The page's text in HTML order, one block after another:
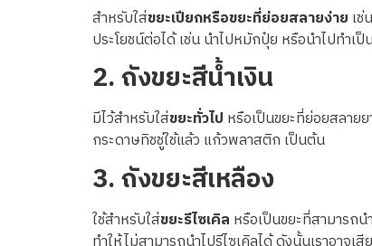
สำหรับใส่ขยะเปียกหรือขยะที่ย่อยสลายง่าย เ
ประโยชน์ต่อได้ เช่น นำไปหมักปุ๋ย หรือนำไปทำ
2.ถังขยะสีน้ำเงิน
มีไว้สำหรับใส่ขยะทั่วไป หรือเป็นขยะที่ย่อยสลาย
กระดาษทิชชู่ใช้แล้ว แก้วพลาสติก เป็นต้น
3.ถังขยะสีเหลือง
ใช้สำหรับใส่ขยะรีไซเคิล หรือเป็นขยะที่สามารถ